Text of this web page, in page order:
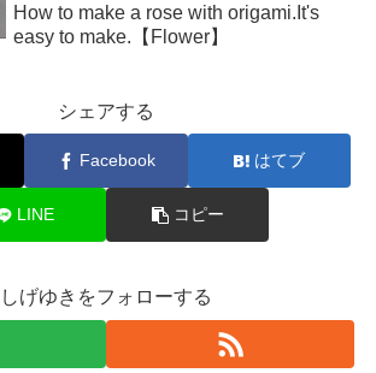
How to make a rose with origami.It's
easy to make.【Flower】
シェアする
Facebook はてブ
LINE コピー
しげゆきをフォローする